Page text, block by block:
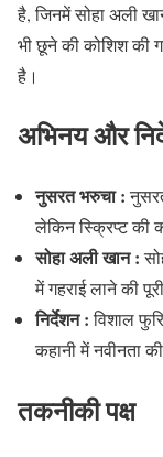
है, जिनमें सोहा अली
भी छूने की कोशिश की
है।
अभिनय और
नुसरत भरुचा :
लेकिन स्क्रिप्ट की
सोहा अली खान :
में गहराई लाने की
निर्देशन :विशाल
कहानी में नवीनता
तकनीकी पक्ष